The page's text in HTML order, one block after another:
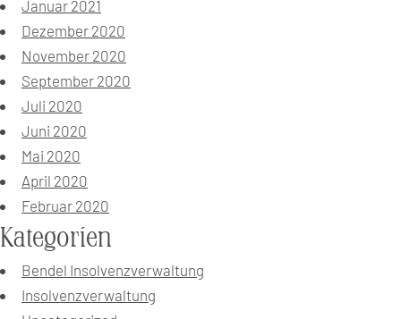
Januar 2021
Dezember 2020
November 2020
September 2020
Juli 2020
Juni 2020
Mai 2020
April 2020
Februar 2020
Kategorien
Bendel Insolvenzverwaltung
Insolvenzverwaltung